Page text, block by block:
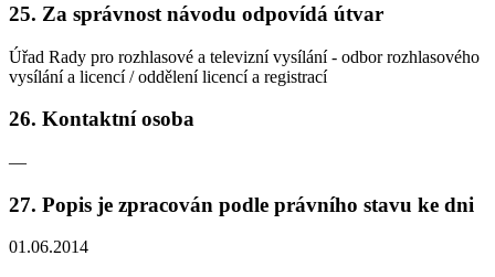
25. Za správnost návodu odpovídá útvar
Úřad Rady pro rozhlasové a televizní vysílání - odbor rozhlasového
vysílání a licencí / oddělení licencí a registrací
26. Kontaktní osoba
—
27. Popis je zpracován podle právního stavu ke dni
01.06.2014